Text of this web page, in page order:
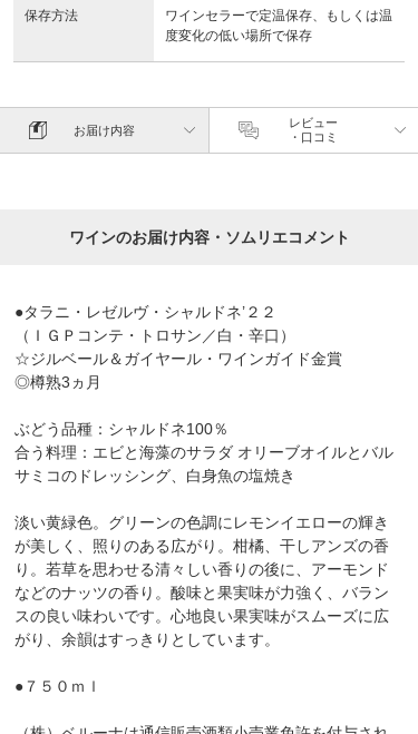
保存方法
ワインセラーで定温保存、もしくは温
度変化の低い場所で保存
お届け内容
レビュー
・口コミ
ワインのお届け内容・ソムリエコメント
●タラニ・レゼルヴ・シャルドネ’２２
（ＩＧＰコンテ・トロサン／白・辛口）
☆ジルベール＆ガイヤール・ワインガイド金賞
◎樽熟3ヵ月
ぶどう品種：シャルドネ100％
合う料理：エビと海藻のサラダ オリーブオイルとバル
サミコのドレッシング、白身魚の塩焼き
淡い黄緑色。グリーンの色調にレモンイエローの輝き
が美しく、照りのある広がり。柑橘、干しアンズの香
り。若草を思わせる清々しい香りの後に、アーモンド
などのナッツの香り。酸味と果実味が力強く、バラン
スの良い味わいです。心地良い果実味がスムーズに広
がり、余韻はすっきりとしています。
●７５０ｍｌ